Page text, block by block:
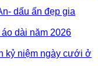
dấu ấn đẹp gia
dài năm 2026
kỷ niệm ngày cưới ở